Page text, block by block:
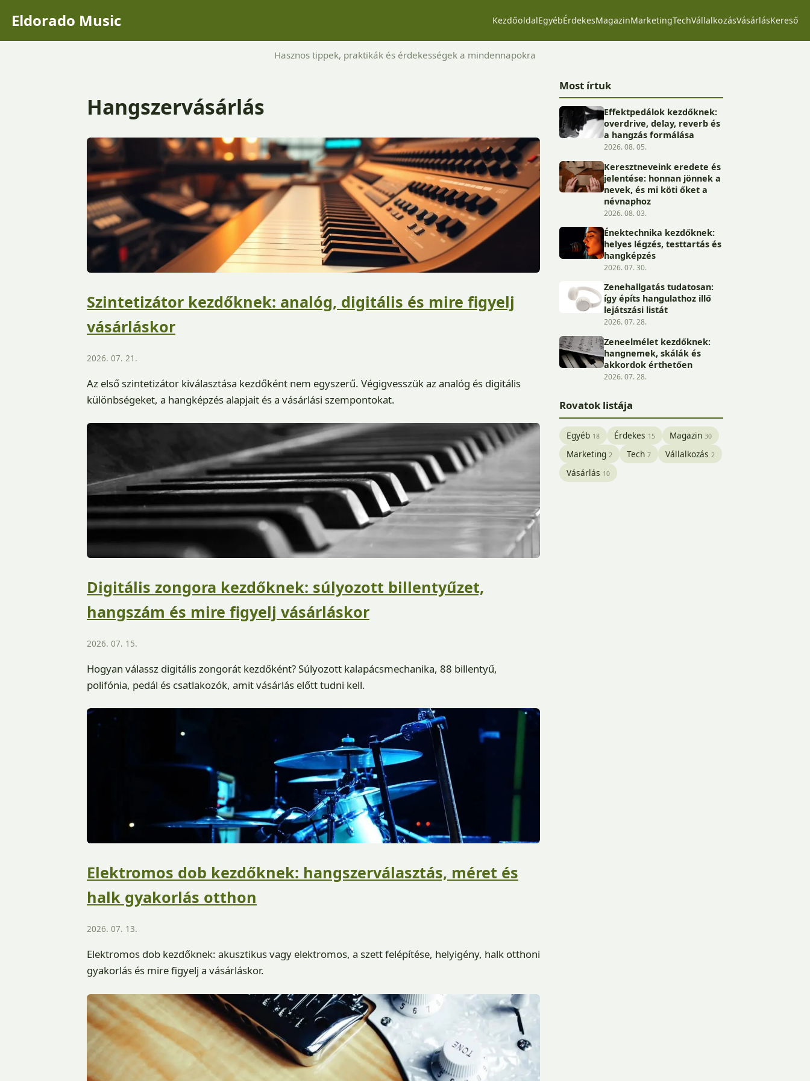
Eldorado Music KezdőoldalEgyébÉrdekesMagazinMarketingTechVállalkozásVásárlásKereső
Hasznos tippek, praktikák és érdekességek a mindennapokra
Hangszervásárlás
Szintetizátor kezdőknek: analóg, digitális és mire figyelj
vásárláskor
2026. 07. 21.
Az első szintetizátor kiválasztása kezdőként nem egyszerű. Végigvesszük az analóg és digitális
különbségeket, a hangképzés alapjait és a vásárlási szempontokat.
Digitális zongora kezdőknek: súlyozott billentyűzet,
hangszám és mire figyelj vásárláskor
2026. 07. 15.
Hogyan válassz digitális zongorát kezdőként? Súlyozott kalapácsmechanika, 88 billentyű,
polifónia, pedál és csatlakozók, amit vásárlás előtt tudni kell.
Elektromos dob kezdőknek: hangszerválasztás, méret és
halk gyakorlás otthon
2026. 07. 13.
Elektromos dob kezdőknek: akusztikus vagy elektromos, a szett felépítése, helyigény, halk otthoni
gyakorlás és mire figyelj a vásárláskor.
Most írtuk
Effektpedálok kezdőknek:
overdrive, delay, reverb és
a hangzás formálása
2026. 08. 05.
Keresztneveink eredete és
jelentése: honnan jönnek a
nevek, és mi köti őket a
névnaphoz
2026. 08. 03.
Énektechnika kezdőknek:
helyes légzés, testtartás és
hangképzés
2026. 07. 30.
Zenehallgatás tudatosan:
így építs hangulathoz illő
lejátszási listát
2026. 07. 28.
Zeneelmélet kezdőknek:
hangnemek, skálák és
akkordok érthetően
2026. 07. 28.
Rovatok listája
Egyéb 18 Érdekes 15 Magazin 30
Marketing 2 Tech 7 Vállalkozás 2
Vásárlás 10